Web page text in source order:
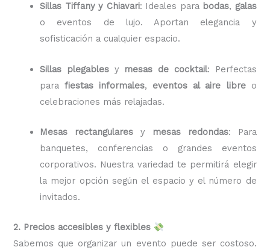
Sillas Tiffany y Chiavari: Ideales para bodas, galas
o eventos de lujo. Aportan elegancia y
sofisticación a cualquier espacio.
Sillas plegablesy mesas de cocktail: Perfectas
parafiestas informales, eventos al aire libreo
celebraciones más relajadas.
Mesas rectangulares y mesas redondas: Para
banquetes, conferencias o grandes eventos
corporativos. Nuestra variedad te permitirá elegir
la mejor opción según el espacio y el número de
invitados.
2. Precios accesibles y flexibles
Sabemos que organizar un evento puede ser costoso.